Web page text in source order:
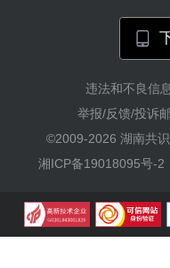
违法和不良信
举报/反馈/投诉
©2009-2026 湖南共
湘ICP备19018095号-2